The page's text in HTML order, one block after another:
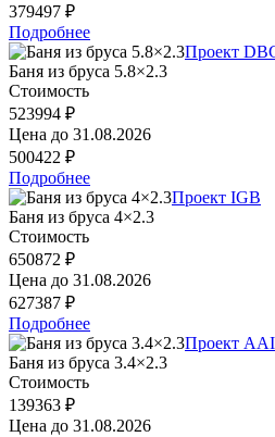
379497 ₽
Подробнее
Проект
Баня из бруса 5.8×2.3
Стоимость
523994 ₽
Цена до 31.08.2026
500422 ₽
Подробнее
Проект IGB
Баня из бруса 4×2.3
Стоимость
650872 ₽
Цена до 31.08.2026
627387 ₽
Подробнее
Проект AAI
Баня из бруса 3.4×2.3
Стоимость
139363 ₽
Цена до 31.08.2026